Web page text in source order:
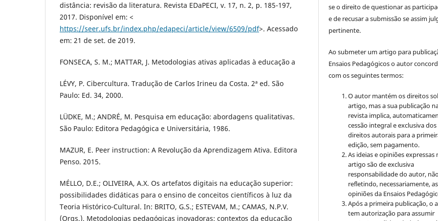
distância: revisão da literatura. Revista EDaPECI, v. 17, n. 2, p. 185-197,
2017. Disponível em: <
https://seer.ufs.br/index.php/edapeci/article/view/6509/pdf>. Acessado
em: 21 de set. de 2019.
FONSECA, S. M.; MATTAR, J. Metodologias ativas aplicadas à educação a
LÉVY, P. Cibercultura. Tradução de Carlos Irineu da Costa. 2ª ed. São
Paulo: Ed. 34, 2000.
LÜDKE, M.; ANDRÉ, M. Pesquisa em educação: abordagens qualitativas.
São Paulo: Editora Pedagógica e Universitária, 1986.
MAZUR, E. Peer instruction: A Revolução da Aprendizagem Ativa. Editora
Penso. 2015.
MÉLLO, D.E.; OLIVEIRA, A.X. Os artefatos digitais na educação superior:
possibilidades didáticas para o ensino de conceitos científicos à luz da
Teoria Histórico-Cultural. In: BRITO, G.S.; ESTEVAM, M.; CAMAS, N.P.V.
(Orgs.). Metodologias pedagógicas inovadoras: contextos da educação
se o direito de questionar as
e de recusar a submissão se assim
pertinente.
Ao submeter um artigo para
Ensaios Pedagógicos o autor
com os seguintes termos:
O autor mantém os direitos
artigo, mas a sua publicação
revista implica,
cessão integral e exclusiva dos
direitos autorais para a
edição, sem pagamento.
As ideias e opiniões expressas
artigo são de exclusiva
responsabilidade do autor,
refletindo, necessariamente, as
opiniões da Ensaios
Após a primeira publicação, o
tem autorização para assumir